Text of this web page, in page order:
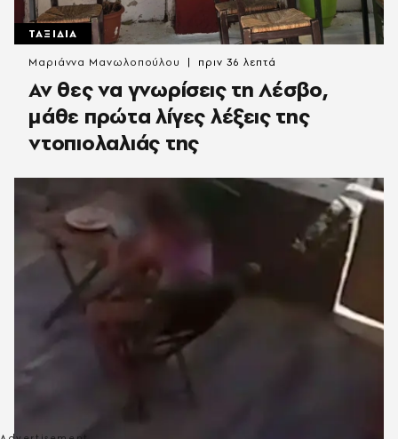
ΤΑΞΙΔΙΑ
Αν θες να γνωρίσεις τη Λέσβο,
μάθε πρώτα λίγες λέξεις της
ντοπιολαλιάς της
Μαριάννα Μανωλοπούλου πριν 36 λεπτά